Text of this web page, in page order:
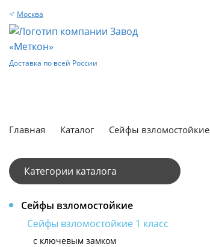
Москва
Доставка по всей России
Главная Каталог Сейфы взломостойкие
Категории каталога
Сейфы взломостойкие
Сейфы взломостойкие 1 класс
с ключевым замком